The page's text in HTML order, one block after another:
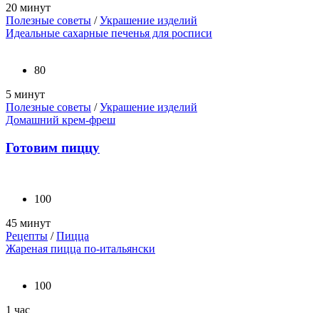
20 минут
Полезные советы /Украшение изделий
Идеальные сахарные печенья для росписи
80
5 минут
Полезные советы /Украшение изделий
Домашний крем-фреш
Готовим пиццу
100
45 минут
Рецепты /Пицца
Жареная пицца по-итальянски
100
1 час